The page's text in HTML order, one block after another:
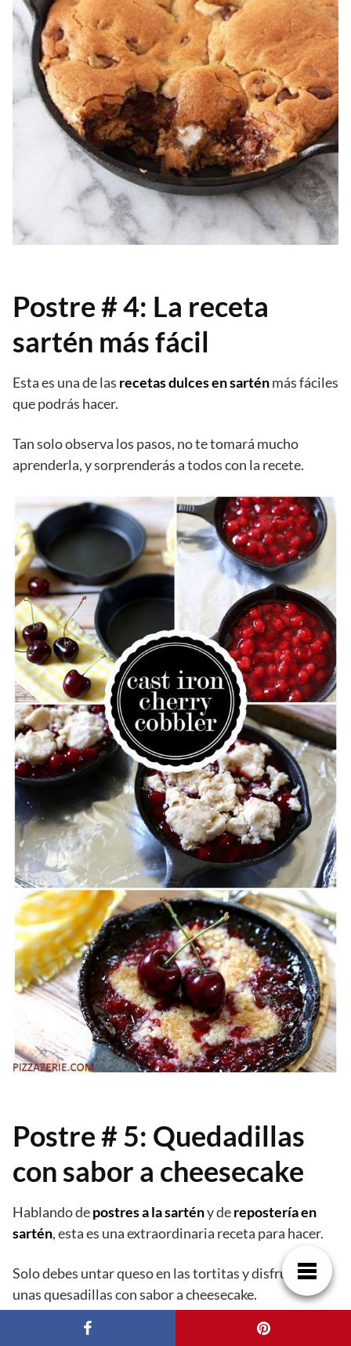
Postre # 4: La receta
sartén más fácil
Esta es una de las recetas dulces en sarténmás fáciles
que podrás hacer.
Tan solo observa los pasos, no te tomará mucho
aprenderla, y sorprenderás a todos con la recete.
Postre # 5: Quedadillas
con sabor a cheesecake
Hablando depostres a la sartény derepostería en
sartén, esta es una extraordinaria receta para hacer.
Solo debes untar queso en las tortitas y disfruta de
unas quesadillas con sabor a cheesecake.